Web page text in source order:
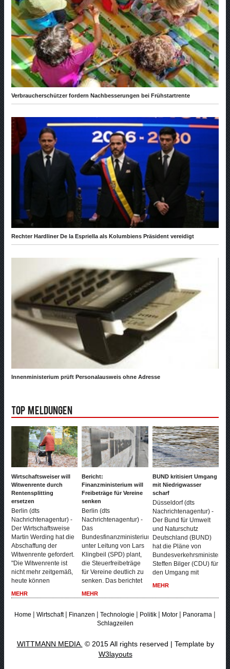
Verbraucherschützer fordern Nachbesserungen bei Frühstartrente
Rechter Hardliner De la Espriella als Kolumbiens Präsident vereidigt
Innenministerium prüft Personalausweis ohne Adresse
Top Meldungen
Wirtschaftsweiser will
Witwenrente durch
Rentensplitting
ersetzen
Berlin (dts
Nachrichtenagentur) -
Der Wirtschaftsweise
Martin Werding hat die
Abschaffung der
Witwenrente gefordert.
"Die Witwenrente ist
nicht mehr zeitgemäß,
heute können
MEHR
Bericht:
Finanzministerium will
Freibeträge für Vereine
senken
Berlin (dts
Nachrichtenagentur) -
Das
Bundesfinanzministerium
unter Leitung von Lars
Klingbeil (SPD) plant,
die Steuerfreibeträge
für Vereine deutlich zu
senken. Das berichtet
MEHR
BUND kritisiert Umgang
mit Niedrigwasser
scharf
Düsseldorf (dts
Nachrichtenagentur) -
Der Bund für Umwelt
und Naturschutz
Deutschland (BUND)
hat die Pläne von
Bundesverkehrsminister
Steffen Bilger (CDU) für
den Umgang mit
MEHR
Home|Wirtschaft| Finanzen|Technologie| Politik| Motor| Panorama|
Schlagzeilen
WITTMANN MEDIA. © 2015 All rights reserved | Template by
W3layouts